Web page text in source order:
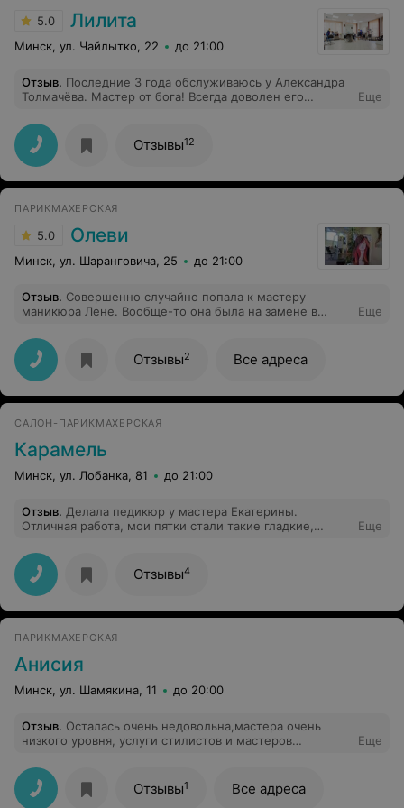
5.0 Лилита
Минск, ул. Чайлытко, 22 до 21:00
Отзыв. Последние 3 года обслуживаюсь у Александра
Толмачёва. Мастер от бога! Всегда доволен его
дружелюбный персонал салона. Особая благодарность
администратором за их профессионализм. С
наступающим Новым Годом!
Еще
Отзывы12
ПАРИКМАХЕРСКАЯ
5.0 Олеви
Минск, ул. Шаранговича, 25 до 21:00
Отзыв. Совершенно случайно попала к мастеру
маникюра Лене. Вообще-то она была на замене в
сошлись, что было мне счастье! Лучший мастер, к
которому я попала за последние лет 10, наверно! И я
теперь думаю, что это вообще лучший мастер в мире!
Лена ВСЕ сделала ооочень профессионально! Угадала
все что я хочу, помогла с выбором цвета маникюра под
Еще
Отзывы2 Все адреса
САЛОН-ПАРИКМАХЕРСКАЯ
Карамель
Минск, ул. Лобанка, 81 до 21:00
Отзыв. Делала педикюр у мастера Екатерины.
Отличная работа, мои пятки стали такие гладкие,
хорошая,внимательная, милая девушка, желаю
побольше хороших клиентов.
Еще
Отзывы4
ПАРИКМАХЕРСКАЯ
Анисия
Минск, ул. Шамякина, 11 до 20:00
Отзыв. Осталась очень недовольна,мастера очень
низкого уровня, услуги стилистов и мастеров
чтоб горе-мастера подучили математику,сдачу они не
умеют считать,обманули на 10 тысяч рублей(это
копейки,но сам факт не приятен). Будьте
Еще
Отзывы1 Все адреса